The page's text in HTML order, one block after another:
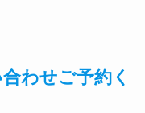
わせご予約く